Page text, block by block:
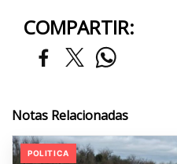
COMPARTIR:
Notas Relacionadas
POLITICA